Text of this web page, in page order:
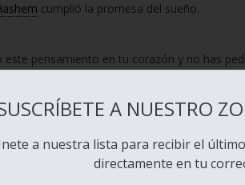
cumplió la promesa del sueño.
pensamiento en tu corazón y no has
pedido larga vida, sino que has pedido para
cual te hecho rey».
y hacienda y gloria, cuales nunca ha
así ninguno»
A NUESTRO
a nuestra lista para recibir el
directamente en tu